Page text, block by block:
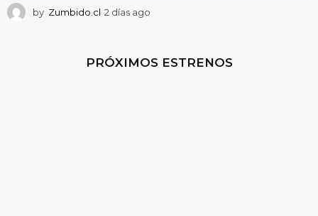
by Zumbido.cl 2 días ago
s
PRÓXIMOS ESTRENOS